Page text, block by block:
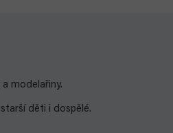
modelařiny.
děti i dospělé.